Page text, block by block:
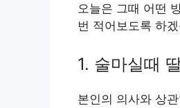
오늘은 그때 어떤
번 적어보도록 하
1. 술마실때
본인의 의사와 상